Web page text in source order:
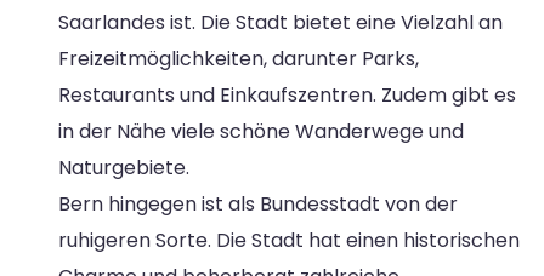
Saarlandes ist. Die Stadt bietet eine Vielzahl an
Freizeitmöglichkeiten, darunter Parks,
Restaurants und Einkaufszentren. Zudem gibt es
in der Nähe viele schöne Wanderwege und
Naturgebiete.
Bern hingegen ist als Bundesstadt von der
ruhigeren Sorte. Die Stadt hat einen historischen